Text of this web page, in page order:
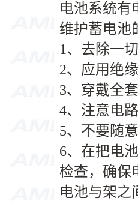
电池系统有
维护蓄电池
1、去除一
2、应用绝缘
3、穿戴全
4、注意电路
5、不要随
6、在把电
检查，确保
电池与架之